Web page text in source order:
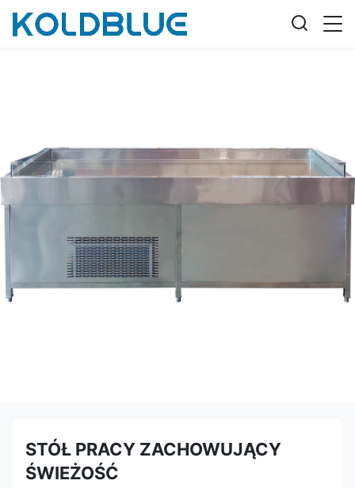
STÓŁ PRACY ZACHOWUJĄCY
ŚWIEŻOŚĆ